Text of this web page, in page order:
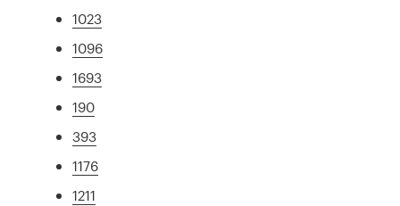
1023
1096
1693
190
393
1176
1211